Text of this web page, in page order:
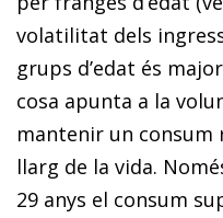
volatilitat dels
grups d’edat és
cosa apunta a la
mantenir un
llarg de la vida.
29 anys el consum